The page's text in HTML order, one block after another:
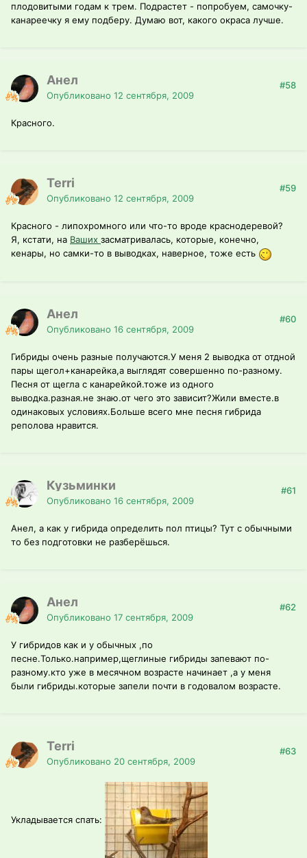
плодовитыми годам к трем. Подрастет - попробуем, самочку-
канареечку я ему подберу. Думаю вот, какого окраса лучше.
Анел
Опубликовано 12 сентября, 2009
#58
Красного.
Terri
Опубликовано 12 сентября, 2009
#59
Красного - липохромного или что-то вроде краснодеревой?
Я, кстати, на Ваших засматривалась, которые, конечно,
кенары, но самки-то в выводках, наверное, тоже есть
Анел
Опубликовано 16 сентября, 2009
#60
Гибриды очень разные получаются.У меня 2 выводка от отдной
пары щегол+канарейка,а выглядят совершенно по-разному.
Песня от щегла с канарейкой.тоже из одного
выводка.разная.не знаю.от чего это зависит?Жили вместе.в
одинаковых условиях.Больше всего мне песня гибрида
реполова нравится.
Кузьминки
Опубликовано 16 сентября, 2009
#61
Анел, а как у гибрида определить пол птицы? Тут с обычными
то без подготовки не разберёшься.
Анел
Опубликовано 17 сентября, 2009
#62
У гибридов как и у обычных ,по
песне.Только.например,щеглиные гибриды запевают по-
разному.кто уже в месячном возрасте начинает ,а у меня
были гибриды.которые запели почти в годовалом возрасте.
Terri
Опубликовано 20 сентября, 2009
#63
Укладывается спать: